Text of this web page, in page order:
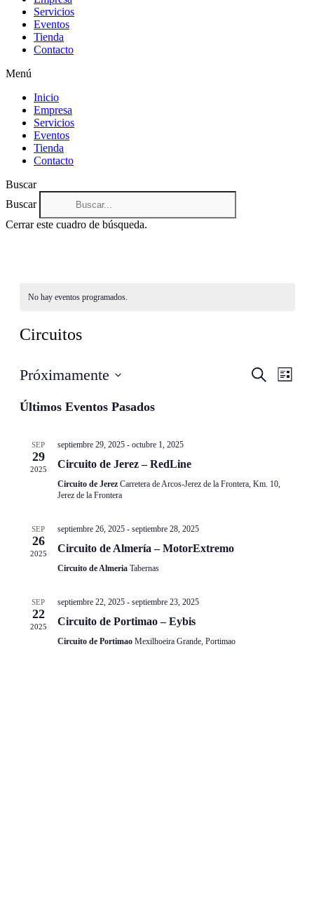
Servicios
Eventos
Tienda
Contacto
Menú
Inicio
Empresa
Servicios
Eventos
Tienda
Contacto
Buscar
Buscar
Cerrar este cuadro de búsqueda.
No hay eventos programados.
Circuitos
Buscar
Lista
Próximamente
fecha.
Últimos Eventos Pasados
SEP
29
2025
septiembre 29, 2025- octubre 1, 2025
Circuito de Jerez – RedLine
Circuito de Jerez Carretera de Arcos-Jerez de la Frontera, Km. 10,
Jerez de la Frontera
SEP
26
2025
septiembre 26, 2025- septiembre 28, 2025
Circuito de Almería – MotorExtremo
Circuito de Almeria Tabernas
SEP
22
2025
septiembre 22, 2025- septiembre 23, 2025
Circuito de Portimao – Eybis
Circuito de Portimao Mexilhoeira Grande, Portimao